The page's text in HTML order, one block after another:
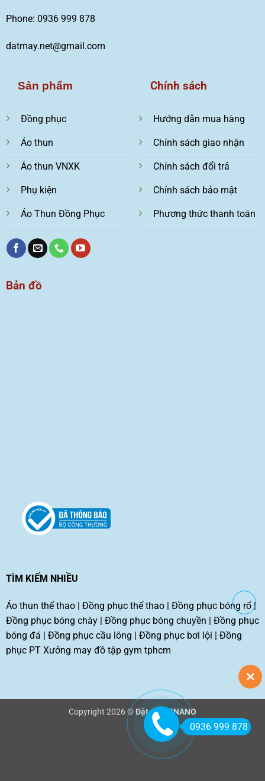
Phone: 0936 999 878
datmay.net@gmail.com
Sản phẩm
Đồng phục
Áo thun
Áo thun VNXK
Phụ kiện
Áo Thun Đồng Phục
Chính sách
Hướng dẫn mua hàng
Chính sách giao nhận
Chính sách đổi trả
Chính sách bảo mật
Phương thức thanh toán
Bản đồ
TÌM KIẾM NHIỀU
Áo thun thể thao| Đồng phục thể thao| Đồng phục bóng rổ|
Đồng phục bóng chày| Đồng phục bóng chuyền | Đồng phục
bóng đá | Đồng phục cầu lông | Đồng phục bơi lội | Đồng
phục PT Xưởng may đồ tập gym tphcm
Copyright 2026 ©Đặt may TNANO
0936 999 878